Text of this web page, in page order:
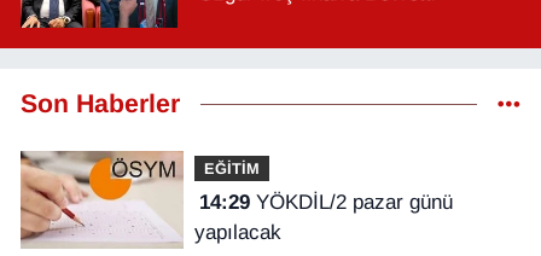
Son Haberler
EĞİTİM
14:29YÖKDİL/2 pazar günü
yapılacak